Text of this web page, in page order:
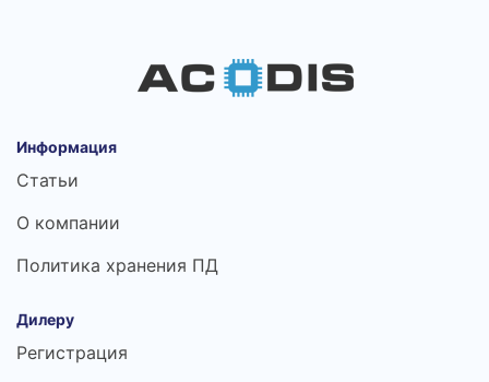
Информация
Статьи
О компании
Политика хранения ПД
Дилеру
Регистрация